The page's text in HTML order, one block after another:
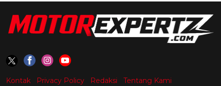
Kontak Privacy Policy Redaksi
Tentang Kami